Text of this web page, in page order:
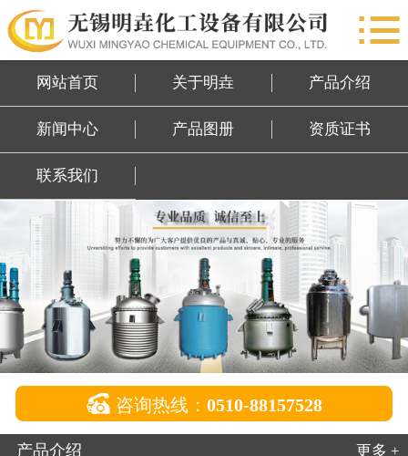
网站首页
产品图册
资质证书
联系我们

网站首页 关于明垚 产品介绍
新闻中心 产品图册 资质证书
联系我们
 咨询热线： 0510-88157528
产品介绍 更多 +